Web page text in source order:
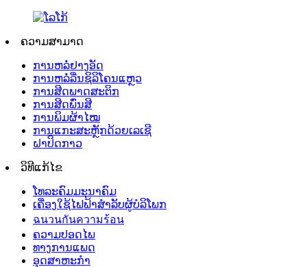
ຄວາມສາມາດ
ການຫລໍ່ຢາງອັດ
ການຫລໍ່ລື່ນຊິລິໂຄນແຫຼວ
ການສີດພາດສະຕິກ
ການສີດພົ່ນສີ
ການພິມຜ້າໄໝ
ການແກະສະຫຼັກດ້ວຍເລເຊີ
ຝາປິດກາວ
ວິທີແກ້ໄຂ
ໂທລະຄົມມະນາຄົມ
ເຄື່ອງໃຊ້ໄຟຟ້າສຳລັບຜູ້ບໍລິໂພກ
ฉนวนกันความร้อน
ຄວາມປອດໄພ
ທາງການແພດ
ອຸດສາຫະກຳ